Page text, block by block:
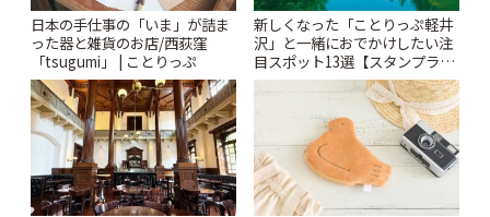
日本の手仕事の「いま」が詰ま
った器と雑貨のお店/西荻窪
「tsugumi」 | ことりっぷ
新しくなった「ことりっぷ軽井
沢」と一緒におでかけしたい注
目スポット13選【スタンプラリ
ー開催中】 | ことりっぷ